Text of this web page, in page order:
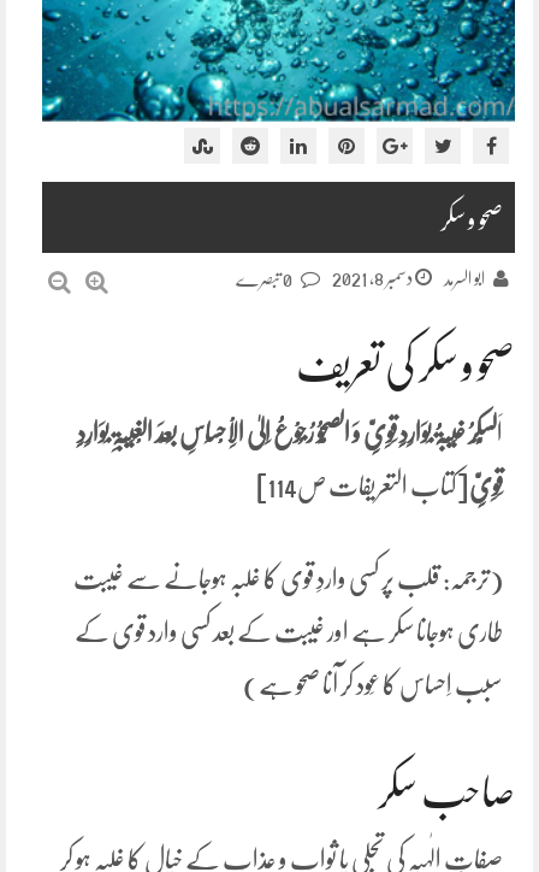
صحو و سکر
ابو السرمد دسمبر 8, 2021
صحو و سکر کی تعریف
اَلسُّکْرُ غَیْبَۃُُ بِوَارِدِِ قَوِیِِّ وَ الصَّحْوُ رُجُوْعُُ اِلیٰ الْاِحْسَاسِ بَعْدَ الْغَیْبَۃِ بِوَارِدِِ
قَوِیِِّ [کتاب التعریفات ص114]
(ترجمہ: قلب پر کسی واردِ قوی کا غلبہ ہوجانے سے غیبت
طاری ہوجانا سکر ہے اور غَیبت کے بعد کسی وارد قوی کے
سبب اِحساس کا عَود کر آنا صحو ہے)
صاحب سکر
صفاتِ الٰہیہ کی تجلی یا ثواب و عذاب کے خیال کا غلبہ ہو کر